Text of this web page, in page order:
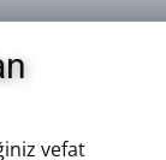
vefat